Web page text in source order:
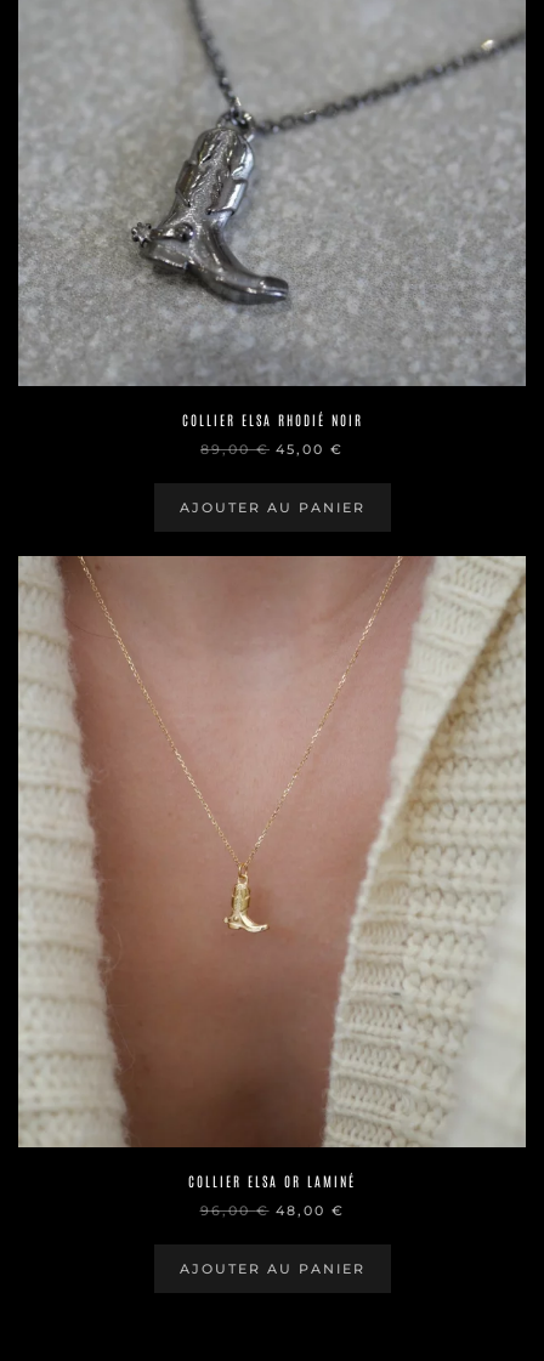
COLLIER ELSA RHODIÉ NOIR
89,00€ LE
INITIAL
ÉTAIT :
45,00 €
ACTUEL
EST :
AJOUTER AU PANIER
COLLIER ELSA OR LAMINÉ
96,00€ LE
INITIAL
ÉTAIT :
48,00 €
ACTUEL
EST :
AJOUTER AU PANIER